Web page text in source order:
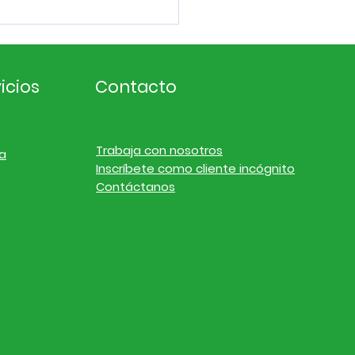
de
Noticias de
Contacto
Trabaja con nosotros
Inscríbete como cliente incógnito
Contáctanos